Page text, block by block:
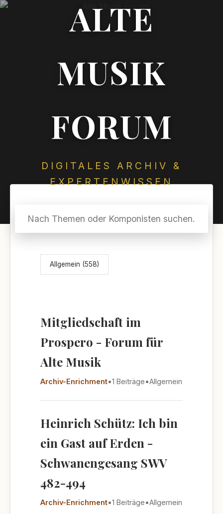
ALTE
MUSIK
FORUM
DIGITALES ARCHIV &
EXPERTENWISSEN
Themenübersicht
Allgemein (558)
Mitgliedschaft im
Prospero - Forum für
Alte Musik
Archiv-Enrichment•1 Beiträge•Allgemein
Heinrich Schütz: Ich bin
ein Gast auf Erden -
Schwanengesang SWV
482-494
Archiv-Enrichment•1 Beiträge•Allgemein